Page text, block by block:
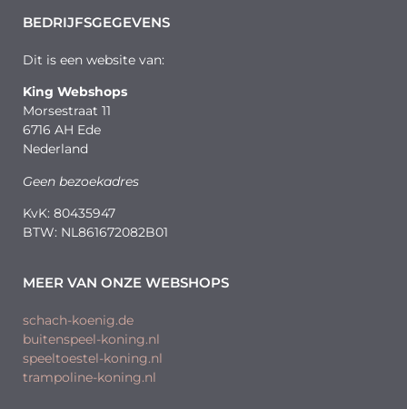
BEDRIJFSGEGEVENS
Dit is een website van:
King Webshops
Morsestraat 11
6716 AH Ede
Nederland
Geen bezoekadres
KvK: 80435947
BTW: NL861672082B01
MEER VAN ONZE WEBSHOPS
schach-koenig.de
buitenspeel-koning.nl
speeltoestel-koning.nl
trampoline-koning.nl